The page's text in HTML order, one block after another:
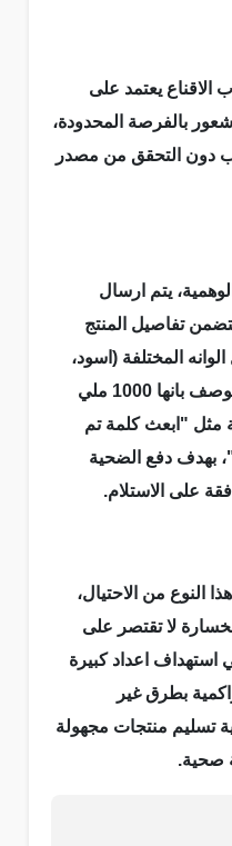
الاقناع يعتمد على
بالفرصة المحدودة،
دون التحقق من مصدر
يتم ارسال
تفاصيل المنتج
المختلفة (اسود،
اشقر، بني) وسعة العبوة التي توصف بانها 1000 ملي
مثل "ابعث كلمة تم
بهدف دفع الضحية
على الاستلام.
النوع من الاحتيال،
لا تقتصر على
في استهداف اعداد كبيرة
بطرق غير
تسليم منتجات مجهولة
صحية.